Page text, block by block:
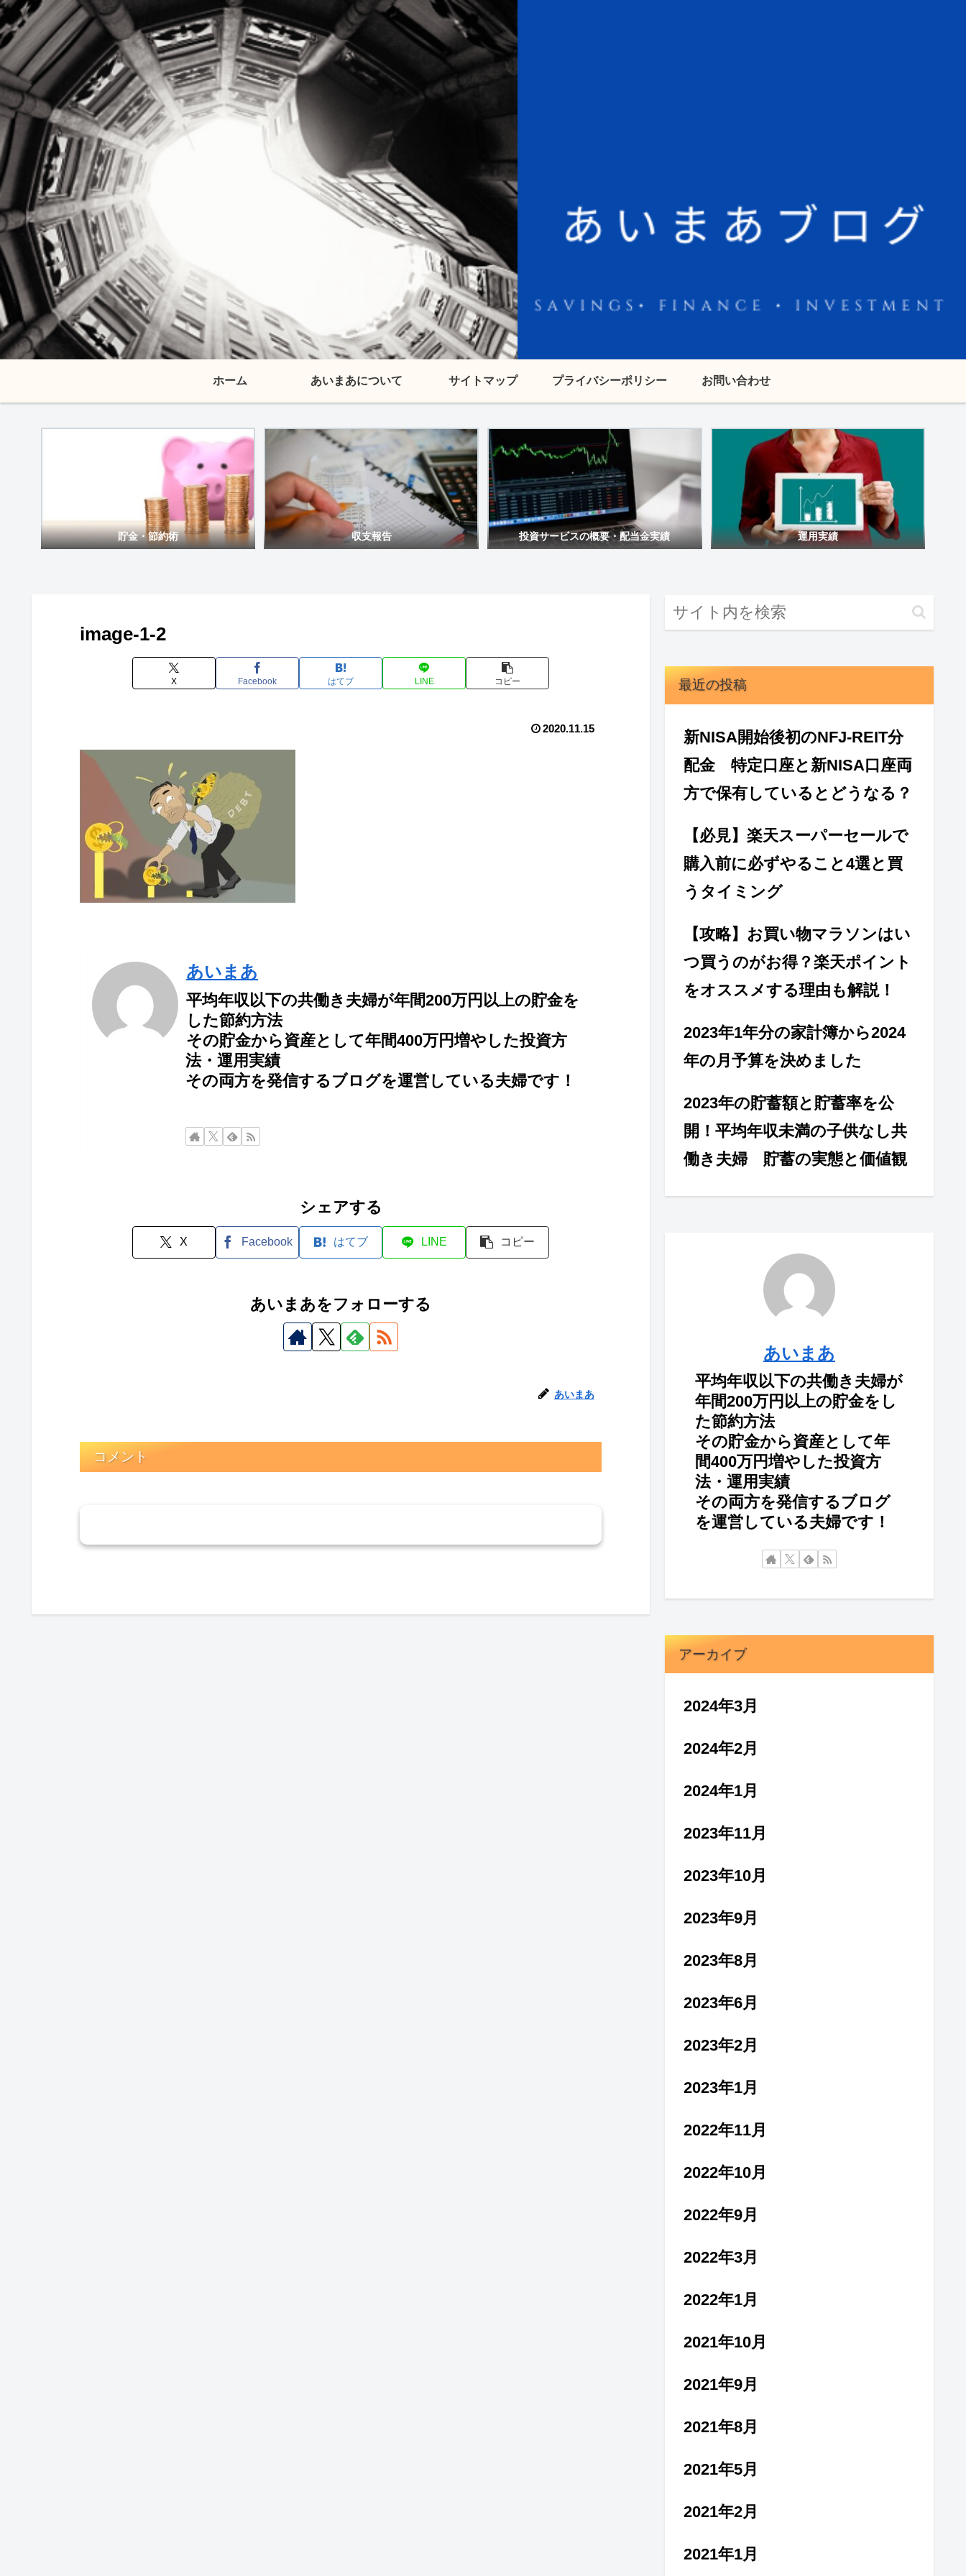
ホーム あいまあについて サイトマップ プライバシーポリシー お問い合わせ
貯金・節約術 収支報告 投資サービスの概要・配当金実績 運用実績
image-1-2
X Facebook はてブ LINE コピー
2020.11.15
あいまあ
平均年収以下の共働き夫婦が年間200万円以上の貯金を
した節約方法
その貯金から資産として年間400万円増やした投資方
法・運用実績
その両方を発信するブログを運営している夫婦です！
シェアする
X Facebook はてブ LINE コピー
あいまあをフォローする
あいまあ
コメント
最近の投稿
新NISA開始後初のNFJ-REIT分
配金 特定口座と新NISA口座両
方で保有しているとどうなる？
【必見】楽天スーパーセールで
購入前に必ずやること4選と買
うタイミング
【攻略】お買い物マラソンはい
つ買うのがお得？楽天ポイント
をオススメする理由も解説！
2023年1年分の家計簿から2024
年の月予算を決めました
2023年の貯蓄額と貯蓄率を公
開！平均年収未満の子供なし共
働き夫婦 貯蓄の実態と価値観
あいまあ
平均年収以下の共働き夫婦が
年間200万円以上の貯金をし
た節約方法
その貯金から資産として年
間400万円増やした投資方
法・運用実績
その両方を発信するブログ
を運営している夫婦です！
アーカイブ
2024年3月
2024年2月
2024年1月
2023年11月
2023年10月
2023年9月
2023年8月
2023年6月
2023年2月
2023年1月
2022年11月
2022年10月
2022年9月
2022年3月
2022年1月
2021年10月
2021年9月
2021年8月
2021年5月
2021年2月
2021年1月